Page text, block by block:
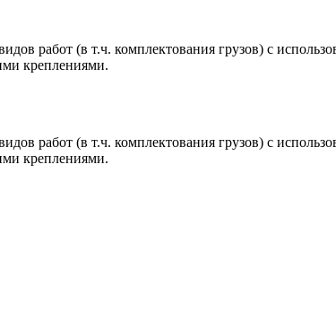
работ (в т.ч. комплектования грузов) с
креплениями.
работ (в т.ч. комплектования грузов) с
креплениями.